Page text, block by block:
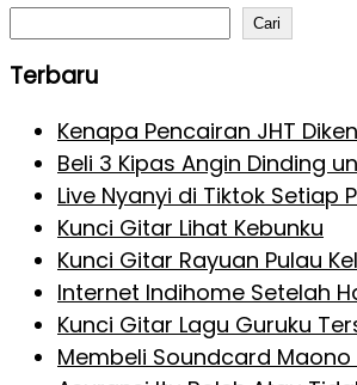
Cari
Terbaru
Kenapa Pencairan JHT
Beli 3 Kipas Angin Dinding
Live Nyanyi di Tiktok Setiap
Kunci Gitar Lihat Kebunku
Kunci Gitar Rayuan Pulau
Internet Indihome Setelah
Kunci Gitar Lagu Guruku
Membeli Soundcard Maono